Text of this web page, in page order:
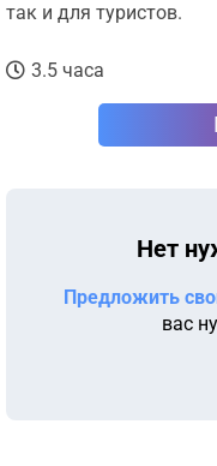
так и для туристов.
3.5 часа
Нет
Предложить
вас